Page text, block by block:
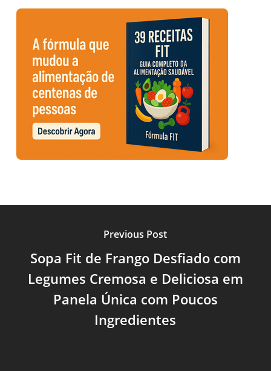
Previous Post
Sopa Fit de Frango Desfiado com
Legumes Cremosa e Deliciosa em
Panela Única com Poucos
Ingredientes